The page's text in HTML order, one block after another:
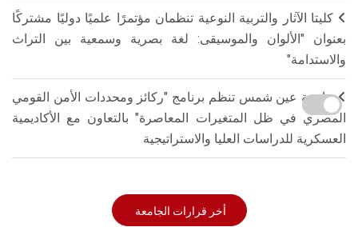
كليتا الآثار والتربية النوعية تنظمان مؤتمرًا علميًا دوليًا مشتركًا
بعنوان "الألوان والموسيقى: لغة بصرية وسمعية بين التراث
والاستدامة"
جامعة عين شمس تنظم برنامج "ركائز ومحددات الأمن القومي
المصري في ظل المتغيرات المعاصرة" بالتعاون مع الأكاديمية
العسكرية للدراسات العليا والاستراتيجية
أخر قرارات الجامعة